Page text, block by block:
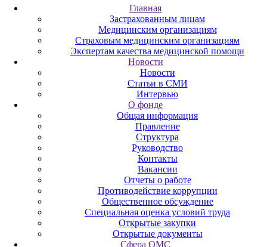
Главная
Застрахованным лицам
Медицинским организациям
Страховым медицинским организациям
Экспертам качества медицинской помощи
Новости
Новости
Статьи в СМИ
Интервью
О фонде
Общая информация
Правление
Структура
Руководство
Контакты
Вакансии
Отчеты о работе
Противодействие коррупции
Общественное обсуждение
Специальная оценка условий труда
Открытые закупки
Открытые документы
Сфера ОМС